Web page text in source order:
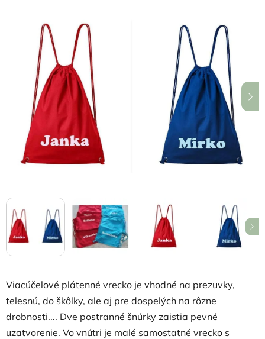
Viacúčelové plátenné vrecko je vhodné na prezuvky,
telesnú, do škôlky, ale aj pre dospelých na rôzne
drobnosti.... Dve postranné šnúrky zaistia pevné
uzatvorenie. Vo vnútri je malé samostatné vrecko s
hviezdičiek.